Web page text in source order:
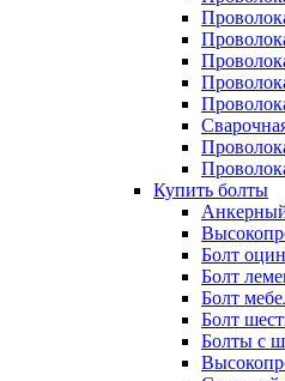
Купить болты
Болт
Болт
Болт
Болт
Болты с